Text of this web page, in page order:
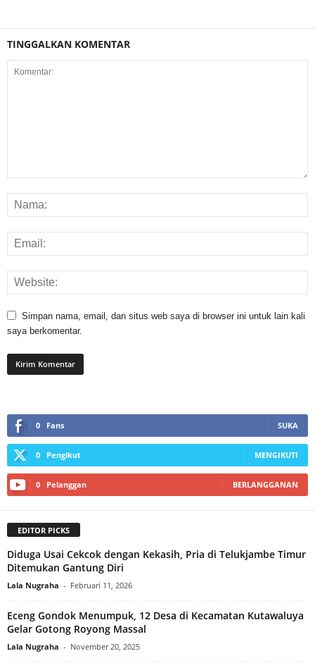
TINGGALKAN KOMENTAR
Simpan nama, email, dan situs web saya di browser ini untuk lain kali
saya berkomentar.
0 Fans SUKA
0 Pengikut MENGIKUTI
0 Pelanggan BERLANGGANAN
EDITOR PICKS
Diduga Usai Cekcok dengan Kekasih, Pria di Telukjambe Timur
Ditemukan Gantung Diri
Lala Nugraha - Februari 11, 2026
Eceng Gondok Menumpuk, 12 Desa di Kecamatan Kutawaluya
Gelar Gotong Royong Massal‎
Lala Nugraha - November 20, 2025